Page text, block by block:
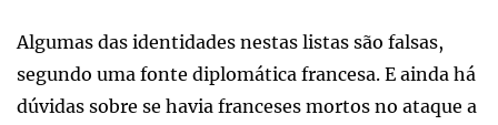
Algumas das identidades nestas listas são falsas,
segundo uma fonte diplomática francesa. E ainda há
dúvidas sobre se havia franceses mortos no ataque a